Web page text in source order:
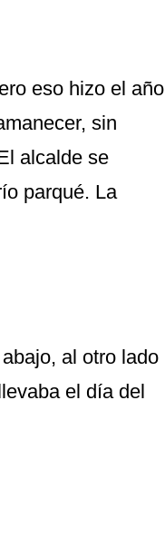
eso hizo el año
sin
alcalde se
parqué. La
al otro lado
el día del